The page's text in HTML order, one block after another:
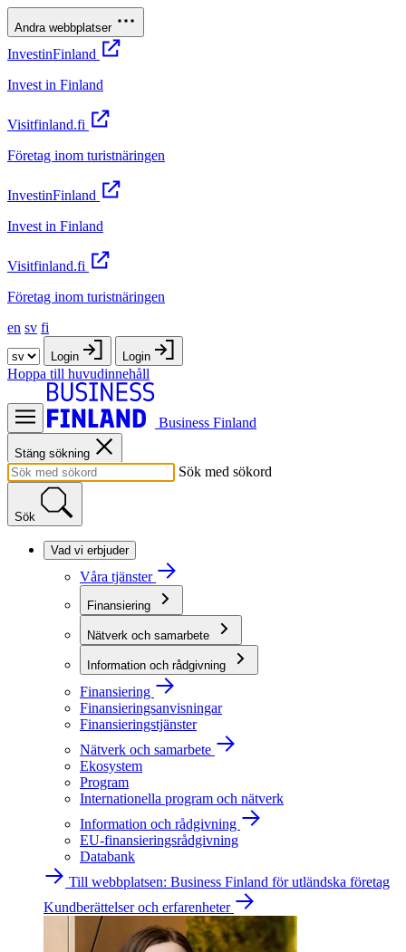
Andra webbplatser
InvestinFinland
Invest in Finland
Visitfinland.fi
Företag inom turistnäringen
InvestinFinland
Invest in Finland
Visitfinland.fi
Företag inom turistnäringen
en sv fi
Login Login
Hoppa till huvudinnehåll
Business Finland
Stäng sökning
Sök med sökord
Sök
Vad vi erbjuder
Våra tjänster
Finansiering
Nätverk och samarbete
Information och rådgivning
Finansiering
Finansieringsanvisningar
Finansieringstjänster
Nätverk och samarbete
Ekosystem
Program
Internationella program och nätverk
Information och rådgivning
EU-finansieringsrådgivning
Databank
Till webbplatsen: Business Finland för utländska företag
Kundberättelser och erfarenheter